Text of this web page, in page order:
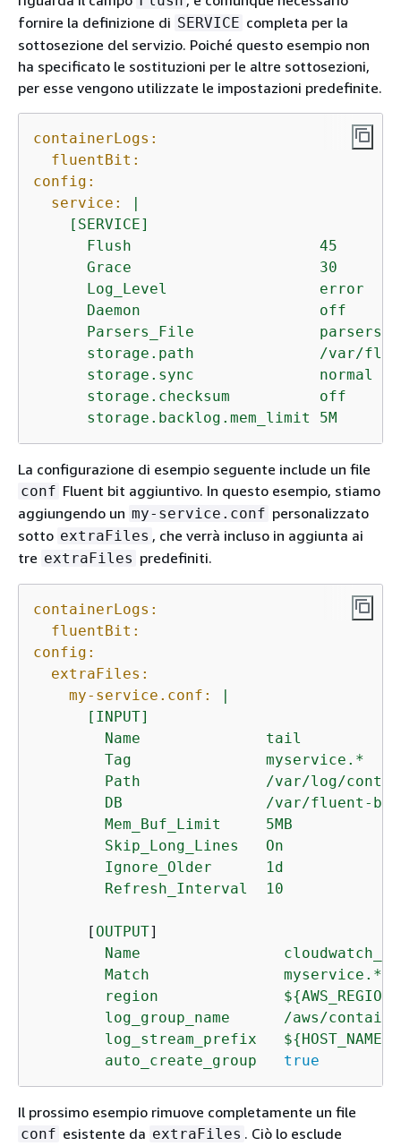
fornire la definizione di SERVICE completa per la
sottosezione del servizio. Poiché questo esempio non
ha specificato le sostituzioni per le altre sottosezioni,
per esse vengono utilizzate le impostazioni predefinite.
containerLogs:
fluentBit:
config:
service:
|
    [SERVICE]
      Flush                     45
      Grace                     30
      Log_Level                 error
      Daemon                    off
Parsers_File
storage.path              /var/
      storage.sync              normal
      storage.checksum          off
      storage.backlog.mem_limit 5M
La configurazione di esempio seguente include un file
conf Fluent bit aggiuntivo. In questo esempio, stiamo
aggiungendo un my-service.conf personalizzato
sotto extraFiles , che verrà incluso in aggiunta ai
tre extraFiles predefiniti.
containerLogs:
fluentBit:
config:
extraFiles:
my-service.conf:
|
      [INPUT]
        Name              tail
        Tag               myservice.*
Path              /var/log/
DB                /var/fluent-
        Mem_Buf_Limit     5MB
        Skip_Long_Lines   On
        Ignore_Older      1d
      [
OUTPUT]
Name
Match
myservice.*
region
${AWS_REGION}
log_group_name
/aws/
log_stream_prefix
${HOST_NAME}-
auto_create_group
true
Il prossimo esempio rimuove completamente un file
conf esistente da extraFiles . Ciò lo esclude